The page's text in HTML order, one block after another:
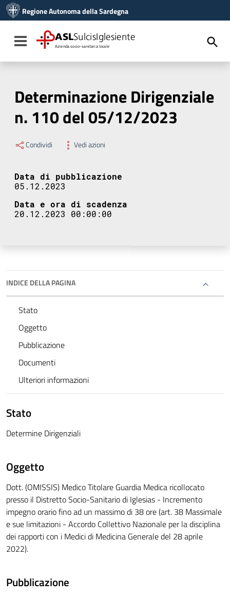
Vai al menu di navigazione
Vai al footer
Regione Autonoma della Sardegna
Toggle navigation
ASLSulcisIglesiente
Azienda socio-sanitaria locale
Determinazione Dirigenziale
n. 110 del 05/12/2023
Condividi Vedi azioni
Data di pubblicazione
05.12.2023
Data e ora di scadenza
20.12.2023 00:00:00
INDICE DELLA PAGINA
Stato
Oggetto
Pubblicazione
Documenti
Ulteriori informazioni
Stato
Determine Dirigenziali
Oggetto
Dott. (OMISSIS) Medico Titolare Guardia Medica ricollocato
presso il Distretto Socio-Sanitario di Iglesias - Incremento
impegno orario fino ad un massimo di 38 ore (art. 38 Massimale
e sue limitazioni - Accordo Collettivo Nazionale per la disciplina
dei rapporti con i Medici di Medicina Generale del 28 aprile
2022).
Pubblicazione